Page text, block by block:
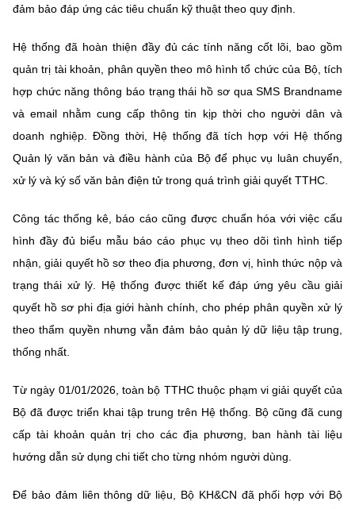
đảm bảo đáp ứng các tiêu chuẩn kỹ thuật theo quy định.
Hệ thống đã hoàn thiện đầy đủ các tính năng cốt lõi, bao gồm
quản trị tài khoản, phân quyền theo mô hình tổ chức của Bộ, tích
hợp chức năng thông báo trạng thái hồ sơ qua SMS Brandname
và email nhằm cung cấp thông tin kịp thời cho người dân và
doanh nghiệp. Đồng thời, Hệ thống đã tích hợp với Hệ thống
Quản lý văn bản và điều hành của Bộ để phục vụ luân chuyển,
xử lý và ký số văn bản điện tử trong quá trình giải quyết TTHC.
Công tác thống kê, báo cáo cũng được chuẩn hóa với việc cấu
hình đầy đủ biểu mẫu báo cáo phục vụ theo dõi tình hình tiếp
nhận, giải quyết hồ sơ theo địa phương, đơn vị, hình thức nộp và
trạng thái xử lý. Hệ thống được thiết kế đáp ứng yêu cầu giải
quyết hồ sơ phi địa giới hành chính, cho phép phân quyền xử lý
theo thẩm quyền nhưng vẫn đảm bảo quản lý dữ liệu tập trung,
thống nhất.
Từ ngày 01/01/2026, toàn bộ TTHC thuộc phạm vi giải quyết của
Bộ đã được triển khai tập trung trên Hệ thống. Bộ cũng đã cung
cấp tài khoản quản trị cho các địa phương, ban hành tài liệu
hướng dẫn sử dụng chi tiết cho từng nhóm người dùng.
Để bảo đảm liên thông dữ liệu, Bộ KH&CN đã phối hợp với Bộ